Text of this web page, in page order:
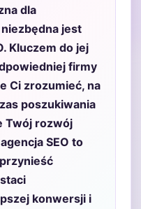
dla
jest
Kluczem do jej
firmy
Ci zrozumieć, na
poszukiwania
Twój rozwój
SEO to
konwersji i